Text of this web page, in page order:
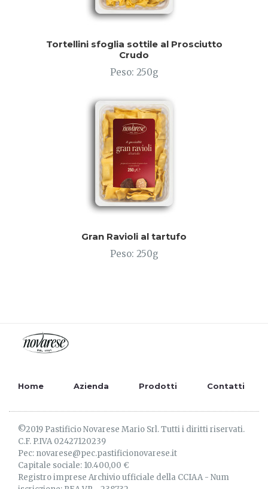
Tortellini sfoglia sottile al Prosciutto
Crudo
Peso: 250g
Gran Ravioli al tartufo
Peso: 250g
Home Azienda Prodotti Contatti
©2019 Pastificio Novarese Mario Srl. Tutti i diritti riservati.
C.F. P.IVA 02427120239
Pec: novarese@pec.pastificionovarese.it
Capitale sociale: 10.400,00 €
Registro imprese Archivio ufficiale della CCIAA - Num